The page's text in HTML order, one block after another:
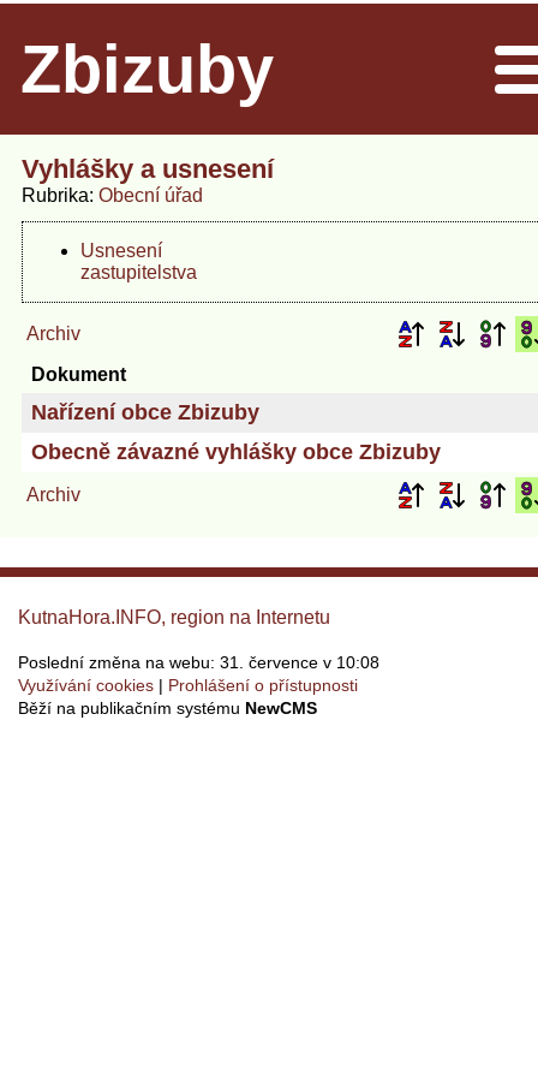
Zbizuby
Vyhlášky a usnesení
Rubrika Obecní úřad
Usnesení
zastupitelstva
Archiv
Dokument
Nařízení obce Zbizuby
Obecně závazné vyhlášky obce Zbizuby
Archiv
KutnaHora.INFO, region na Internetu
Poslední změna na webu: 31. července v 10:08
Využívání cookies
Prohlášení o přístupnosti
Běží na publikačním systému NewCMS